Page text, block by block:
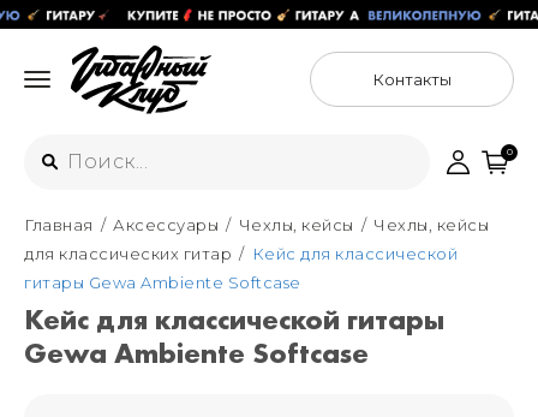
Контакты
Интернет-магазин
+7 (925) 125-54-44
Москва
+7 (925) 176-55-65
ул. Большая Новодмитровская 36с15,
Санкт-Петербург
0
Главная Аксессуары Чехлы, кейсы
Чехлы, кейсы
для классических гитар
Кейс для классической
гитары Gewa Ambiente Softcase
Кейс для классической гитары
Gewa Ambiente Softcase